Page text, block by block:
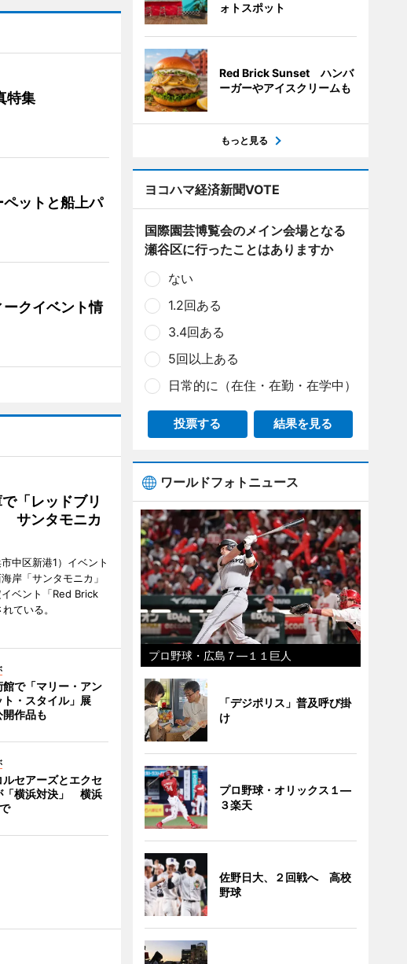
特集
ットと船上パ
クイベント情
「レッドブリ
サンタモニカ
中区新港1）イベント
岸「サンタモニカ」
ベント「Red Brick
ている。
館で「マリー・アン
ト・スタイル」展
作品も
ルセアーズとエクセ
「横浜対決」 横浜
ォトスポット
Red Brick Sunset ハンバ
ーガーやアイスクリームも
もっと見る
ヨコハマ経済新聞VOTE
国際園芸博覧会のメイン会場となる
瀬谷区に行ったことはありますか
ない
1.2回ある
3.4回ある
5回以上ある
日常的に（在住・在勤・在学中）
投票する 結果を見る
ワールドフォトニュース
プロ野球・広島７―１１巨人
「デジポリス」普及呼び掛
け
プロ野球・オリックス１―
３楽天
佐野日大、２回戦へ 高校
野球